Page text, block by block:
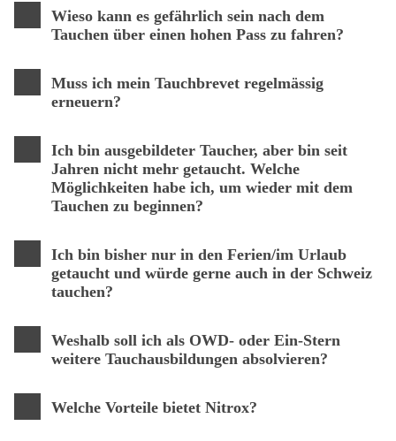
Wieso kann es gefährlich sein nach dem
Tauchen über einen hohen Pass zu fahren?
Muss ich mein Tauchbrevet regelmässig
erneuern?
Ich bin ausgebildeter Taucher, aber bin seit
Jahren nicht mehr getaucht. Welche
Möglichkeiten habe ich, um wieder mit dem
Tauchen zu beginnen?
Ich bin bisher nur in den Ferien/im Urlaub
getaucht und würde gerne auch in der Schweiz
tauchen?
Weshalb soll ich als OWD- oder Ein-Stern
weitere Tauchausbildungen absolvieren?
Welche Vorteile bietet Nitrox?